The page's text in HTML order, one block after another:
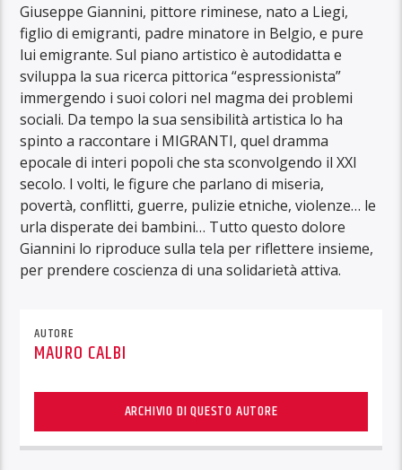
Giuseppe Giannini, pittore riminese, nato a Liegi,
figlio di emigranti, padre minatore in Belgio, e pure
lui emigrante. Sul piano artistico è autodidatta e
sviluppa la sua ricerca pittorica “espressionista”
immergendo i suoi colori nel magma dei problemi
sociali. Da tempo la sua sensibilità artistica lo ha
spinto a raccontare i MIGRANTI, quel dramma
epocale di interi popoli che sta sconvolgendo il XXI
secolo. I volti, le figure che parlano di miseria,
povertà, conflitti, guerre, pulizie etniche, violenze… le
urla disperate dei bambini… Tutto questo dolore
Giannini lo riproduce sulla tela per riflettere insieme,
per prendere coscienza di una solidarietà attiva.
AUTORE
MAURO CALBI
ARCHIVIO DI QUESTO AUTORE